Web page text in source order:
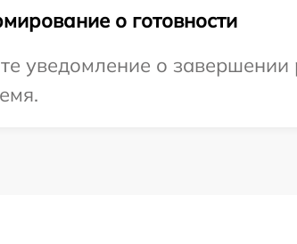
о готовности
уведомление о завершении